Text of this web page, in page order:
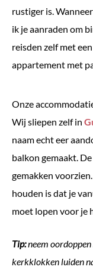
rustiger is.
ik je aanraden om
reisden zelf met
appartement met
Onze
Wij sliepen zelf in
naam echt eer
balkon gemaakt.
gemakken
houden is dat je
moet lopen voor je
Tip:neem
kerkklokken luiden